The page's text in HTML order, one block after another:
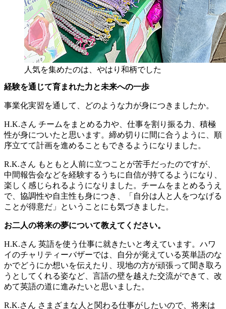
人気を集めたのは、やはり和柄でした
経験を通じて育まれた力と未来への一歩
事業化実習を通して、どのような力が身につきましたか。
H.K.さん チームをまとめる力や、仕事を割り振る力、積極
性が身についたと思います。締め切りに間に合うように、順
序立てて計画を進めることもできるようになりました。
R.K.さん もともと人前に立つことが苦手だったのですが、
中間報告会などを経験するうちに自信が持てるようになり、
楽しく感じられるようになりました。チームをまとめるうえ
で、協調性や自主性も身につき、「自分は人と人をつなげる
ことが得意だ」ということにも気づきました。
お二人の将来の夢について教えてください。
H.K.さん 英語を使う仕事に就きたいと考えています。ハワ
イのチャリティーバザーでは、自分が覚えている英単語のな
かでどうにか想いを伝えたり、現地の方が頑張って聞き取ろ
うとしてくれる姿など、言語の壁を越えた交流ができて、改
めて英語の道に進みたいと思いました。
R.K.さん さまざまな人と関わる仕事がしたいので、将来は